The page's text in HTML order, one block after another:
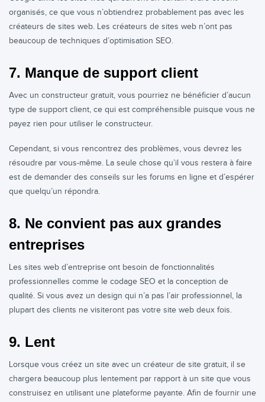
organisés, ce que vous n’obtiendrez probablement pas avec les
créateurs de sites web. Les créateurs de sites web n’ont pas
beaucoup de techniques d’optimisation SEO.
7. Manque de support client
Avec un constructeur gratuit, vous pourriez ne bénéficier d’aucun
type de support client, ce qui est compréhensible puisque vous ne
payez rien pour utiliser le constructeur.
Cependant, si vous rencontrez des problèmes, vous devrez les
résoudre par vous-même. La seule chose qu’il vous restera à faire
est de demander des conseils sur les forums en ligne et d’espérer
que quelqu’un répondra.
8. Ne convient pas aux grandes
entreprises
Les sites web d’entreprise ont besoin de fonctionnalités
professionnelles comme le codage SEO et la conception de
qualité. Si vous avez un design qui n’a pas l’air professionnel, la
plupart des clients ne visiteront pas votre site web deux fois.
9. Lent
Lorsque vous créez un site avec un créateur de site gratuit, il se
chargera beaucoup plus lentement par rapport à un site que vous
construisez en utilisant une plateforme payante. Afin de fournir une